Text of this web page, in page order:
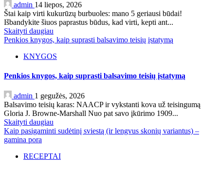
admin 14 liepos, 2026
Štai kaip virti kukurūzų burbuoles: mano 5 geriausi būdai!
Išbandykite šiuos paprastus būdus, kad virti, kepti ant...
Skaityti daugiau
Penkios knygos, kaip suprasti balsavimo teisių įstatymą
KNYGOS
Penkios knygos, kaip suprasti balsavimo teisių įstatymą
admin 1 gegužės, 2026
Balsavimo teisių karas: NAACP ir vykstanti kova už teisingumą
Gloria J. Browne-Marshall Nuo pat savo įkūrimo 1909...
Skaityti daugiau
Kaip pasigaminti sudėtinį sviestą (ir lengvus skonių variantus) –
gamina pora
RECEPTAI